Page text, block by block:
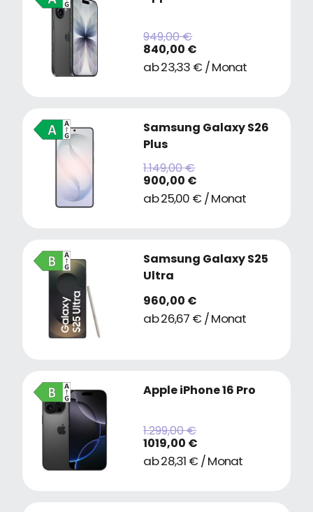
949,00 €
840,00 €
ab 23,33 € / Monat
Samsung Galaxy S26
Plus
1.149,00 €
900,00 €
ab 25,00 € / Monat
Samsung Galaxy S25
Ultra
960,00 €
ab 26,67 € / Monat
Apple iPhone 16 Pro
1.299,00 €
1019,00 €
ab 28,31 € / Monat